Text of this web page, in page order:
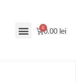
0.00 lei